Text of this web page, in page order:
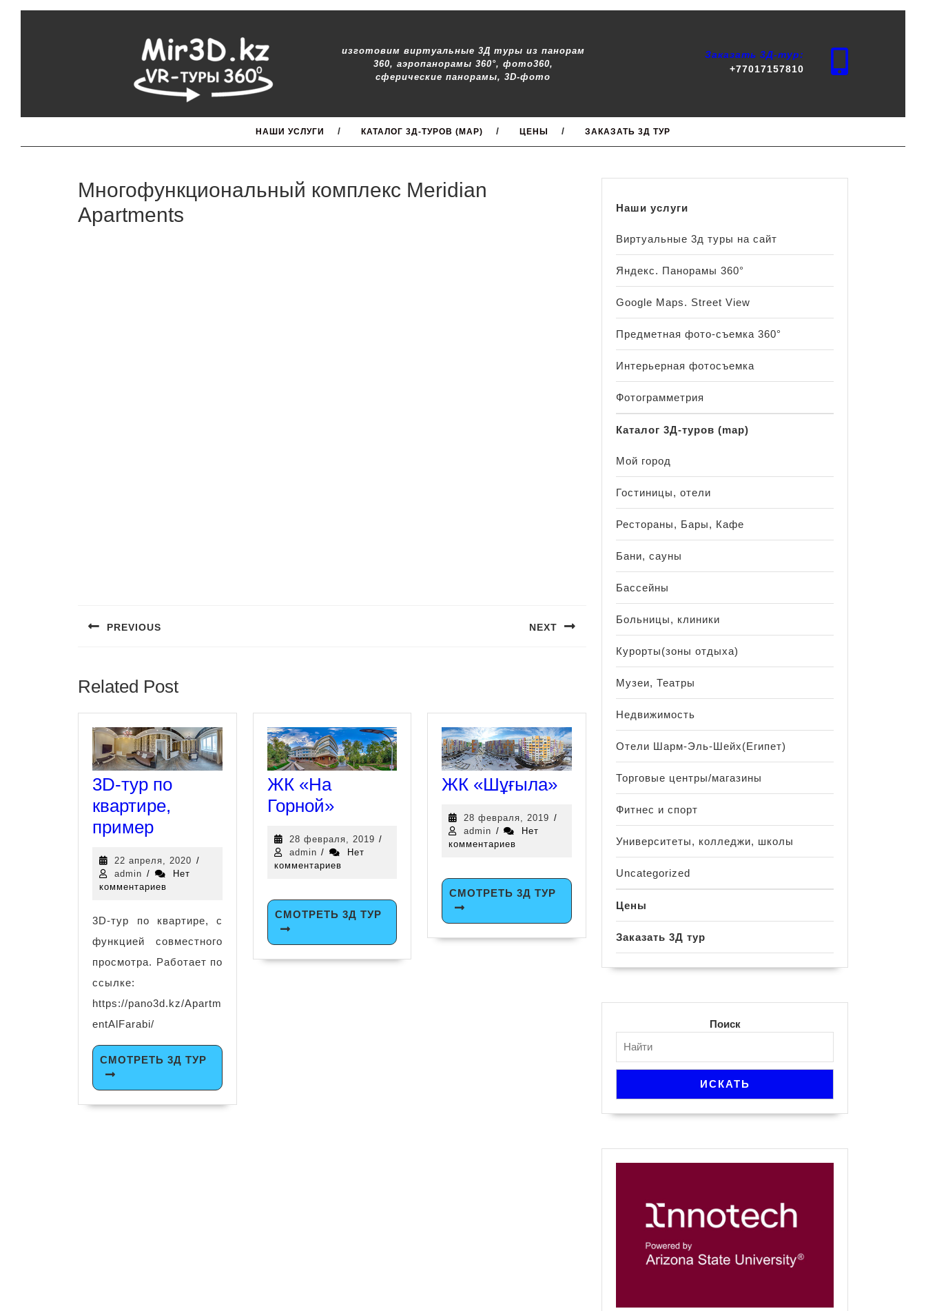
изготовим виртуальные 3Д туры из панорам
360, аэропанорамы 360°, фото360,
сферические панорамы, 3D-фото
Заказать 3Д-тур:
+77017157810
НАШИ УСЛУГИ КАТАЛОГ 3Д-ТУРОВ (MAP) ЦЕНЫ ЗАКАЗАТЬ 3Д ТУР
Многофункциональный комплекс Meridian
Apartments
PREVIOUS NEXT
Related Post
3D-тур по
квартире,
пример
22 апреля, 2020 /
admin /
Нет
комментариев
3D-тур по квартире, c
функцией совместного
просмотра. Работает по
ссылке:
https://pano3d.kz/Apartm
entAlFarabi/
СМОТРЕТЬ 3Д ТУР
ЖК «На
Горной»
28 февраля, 2019 /
admin /
Нет
комментариев
СМОТРЕТЬ 3Д ТУР
ЖК «Шұғыла»
28 февраля, 2019 /
admin /
Нет
комментариев
СМОТРЕТЬ 3Д ТУР
Наши услуги
Виртуальные 3д туры на сайт
Яндекс. Панорамы 360°
Google Maps. Street View
Предметная фото-съемка 360°
Интерьерная фотосъемка
Фотограмметрия
Каталог 3Д-туров (map)
Мой город
Гостиницы, отели
Рестораны, Бары, Кафе
Бани, сауны
Бассейны
Больницы, клиники
Курорты(зоны отдыха)
Музеи, Театры
Недвижимость
Отели Шарм-Эль-Шейх(Египет)
Торговые центры/магазины
Фитнес и спорт
Университеты, колледжи, школы
Uncategorized
Цены
Заказать 3Д тур
Поиск
ИСКАТЬ